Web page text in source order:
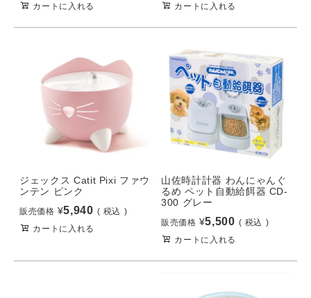
カートに入れる
カートに入れる
ジェックス Catit Pixi ファウ
ンテン ピンク
販売価格 ¥5,940
税込
カートに入れる
山佐時計計器 わんにゃんぐ
るめ ペット自動給餌器 CD-
300 グレー
販売価格 ¥5,500
税込
カートに入れる